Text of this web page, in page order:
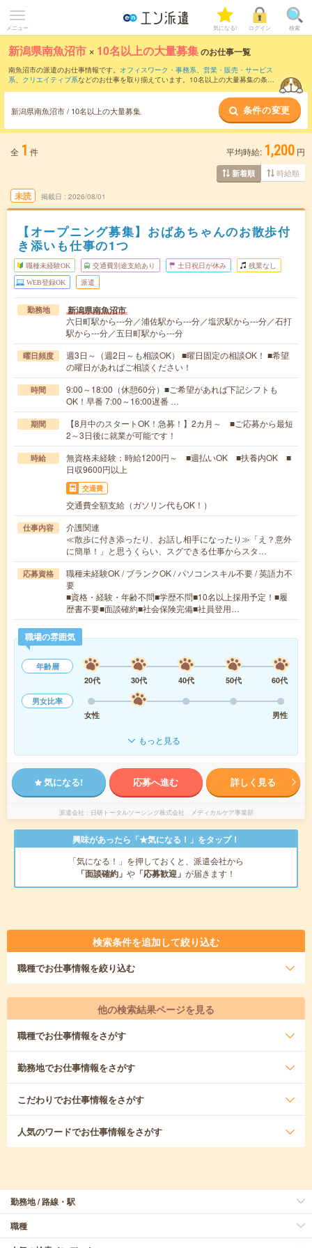
メニュー 気になる! ログイン 検索
新潟県南魚沼市 × 10名以上の大量募集のお仕事一覧
南魚沼市の派遣のお仕事情報です。 オフィスワーク・事務系、 営業・販売・サービス
系、 クリエイティブ系などのお仕事を取り揃えています。10名以上の大量募集の条件
新潟県南魚沼市 / 10名以上の大量募集 条件の変更
全 1 件 平均時給: 1,200 円
新着順 時給順
未読 掲載日 2026/08/01
【オープニング募集】おばあちゃんのお散歩付
き添いも仕事の1つ
職種未経験OK 交通費別途支給あり 土日祝日が休み 残業なし
WEB登録OK 派遣
勤務地 新潟県南魚沼市
六日町駅から---分／浦佐駅から---分／塩沢駅から---分／石打
駅から---分／五日町駅から---分
曜日頻度
週3日～（週2日～も相談OK） ■曜日固定の相談OK！ ■希望
の曜日があればご相談ください！
時間
9:00～18:00（休憩60分）■ご希望があれば下記シフトも
OK！早番 7:00～16:00遅番 …
期間
【8月中のスタートOK！急募！】2カ月～ ■ご応募から最短
2～3日後に就業が可能です！
時給
無資格未経験：時給1200円～ ■週払いOK ■扶養内OK ■
日収9600円以上
交通費
交通費全額支給（ガソリン代もOK！）
仕事内容
介護関連
≪散歩に付き添ったり、お話し相手になったり≫「え？意外
に簡単！」と思うくらい、スグできる仕事からスタ…
応募資格
職種未経験OK / ブランクOK / パソコンスキル不要 / 英語力不
要
■資格・経験・年齢不問■学歴不問■10名以上採用予定！■履
歴書不要■面談確約■社会保険完備■社員登用…
職場の雰囲気
年齢層
20代
30代 40代 50代
60代
男女比率
女性
男性
もっと見る
気になる! 応募へ進む 詳しく見る
派遣会社 日研トータルソーシング株式会社 メディカルケア事業部
興味があったら「★気になる！」をタップ！
「気になる！」を押しておくと、派遣会社から
「面談確約」 や 「応募歓迎」 が届きます！
検索条件を追加して絞り込む
職種でお仕事情報を絞り込む
他の検索結果ページを見る
職種でお仕事情報をさがす
勤務地でお仕事情報をさがす
こだわりでお仕事情報をさがす
人気のワードでお仕事情報をさがす
勤務地 / 路線・駅
職種